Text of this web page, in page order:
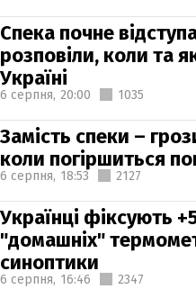
Спека почне
розповіли, коли та
Україні
6 серпня, 20:00 1035
Замість спеки –
коли погіршиться
6 серпня, 18:53 2127
Українці фіксують
"домашніх"
синоптики
6 серпня, 16:46 2347